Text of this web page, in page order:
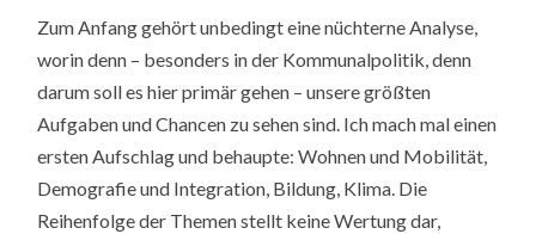
Zum Anfang gehört unbedingt eine nüchterne Analyse,
worin denn – besonders in der Kommunalpolitik, denn
darum soll es hier primär gehen – unsere größten
Aufgaben und Chancen zu sehen sind. Ich mach mal einen
ersten Aufschlag und behaupte: Wohnen und Mobilität,
Demografie und Integration, Bildung, Klima. Die
Reihenfolge der Themen stellt keine Wertung dar,